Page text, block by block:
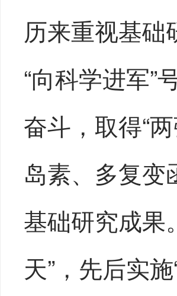
历来重视基
“向科学进军”
奋斗，取得“
岛素、多复变
基础研究成果
天”，先后实